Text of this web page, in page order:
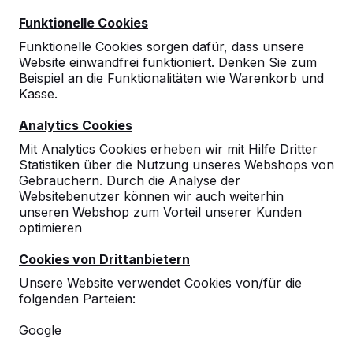
Funktionelle Cookies
Funktionelle Cookies sorgen dafür, dass unsere
Website einwandfrei funktioniert. Denken Sie zum
Beispiel an die Funktionalitäten wie Warenkorb und
Kasse.
Analytics Cookies
Mit Analytics Cookies erheben wir mit Hilfe Dritter
Statistiken über die Nutzung unseres Webshops von
Gebrauchern. Durch die Analyse der
Websitebenutzer können wir auch weiterhin
unseren Webshop zum Vorteil unserer Kunden
optimieren
Cookies von Drittanbietern
Unsere Website verwendet Cookies von/für die
folgenden Parteien:
Google
Referenzen